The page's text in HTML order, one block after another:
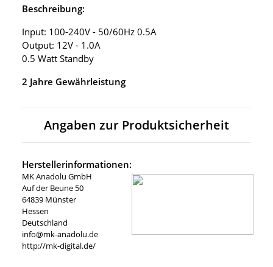
Beschreibung:
Input: 100-240V - 50/60Hz 0.5A
Output: 12V - 1.0A
0.5 Watt Standby
2 Jahre Gewährleistung
Angaben zur Produktsicherheit
Herstellerinformationen:
MK Anadolu GmbH
Auf der Beune 50
64839 Münster
Hessen
Deutschland
info@mk-anadolu.de
http://mk-digital.de/